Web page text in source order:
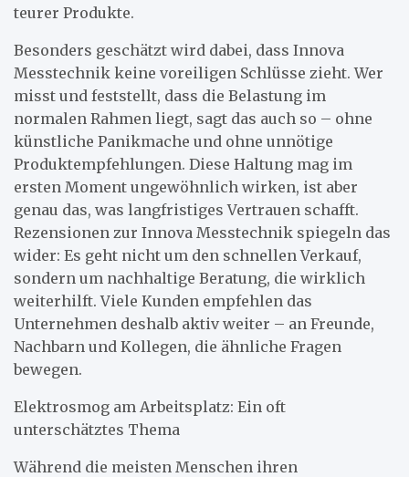
teurer Produkte.
Besonders geschätzt wird dabei, dass Innova
Messtechnik keine voreiligen Schlüsse zieht. Wer
misst und feststellt, dass die Belastung im
normalen Rahmen liegt, sagt das auch so – ohne
künstliche Panikmache und ohne unnötige
Produktempfehlungen. Diese Haltung mag im
ersten Moment ungewöhnlich wirken, ist aber
genau das, was langfristiges Vertrauen schafft.
Rezensionen zur Innova Messtechnik spiegeln das
wider: Es geht nicht um den schnellen Verkauf,
sondern um nachhaltige Beratung, die wirklich
weiterhilft. Viele Kunden empfehlen das
Unternehmen deshalb aktiv weiter – an Freunde,
Nachbarn und Kollegen, die ähnliche Fragen
bewegen.
Elektrosmog am Arbeitsplatz: Ein oft
unterschätztes Thema
Während die meisten Menschen ihren